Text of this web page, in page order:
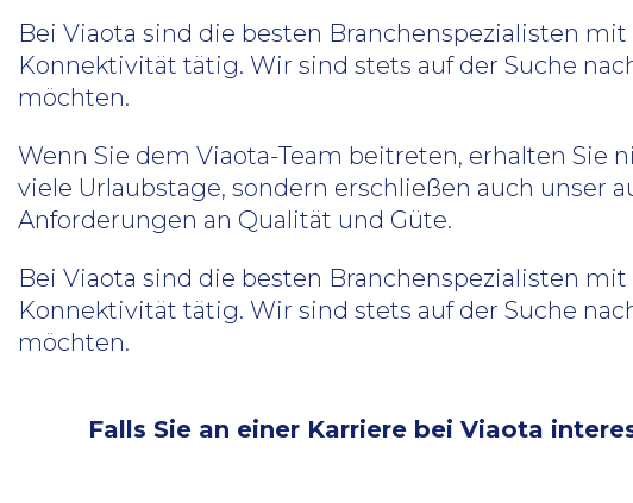
Bei Viaota sind die besten Branchenspezialisten
Konnektivität tätig. Wir sind stets auf der Suche
möchten.
Wenn Sie dem Viaota-Team beitreten, erhalten
viele Urlaubstage, sondern erschließen auch unser
Anforderungen an Qualität und Güte.
Bei Viaota sind die besten Branchenspezialisten
Konnektivität tätig. Wir sind stets auf der Suche
möchten.
Falls Sie an einer Karriere bei Viaota